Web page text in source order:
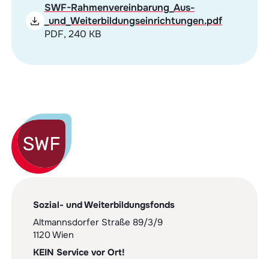
SWF-Rahmenvereinbarung_Aus-
_und_Weiterbildungseinrichtungen.pdf
PDF, 240 KB
Sozial- und Weiterbildungsfonds
Altmannsdorfer Straße 89/3/9
1120 Wien
KEIN Service vor Ort!